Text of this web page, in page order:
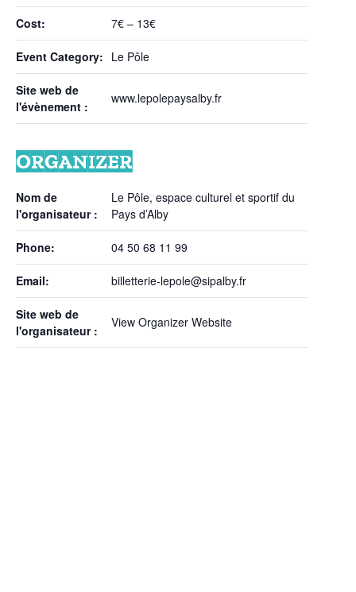
Cost: 7€ – 13€
Event Category: Le Pôle
Site web de
l'évènement :
www.lepolepaysalby.fr
ORGANIZER
Nom de
l'organisateur :
Le Pôle, espace culturel et sportif du
Pays d’Alby
Phone: 04 50 68 11 99
Email: billetterie-lepole@sipalby.fr
Site web de
l'organisateur :
View Organizer Website